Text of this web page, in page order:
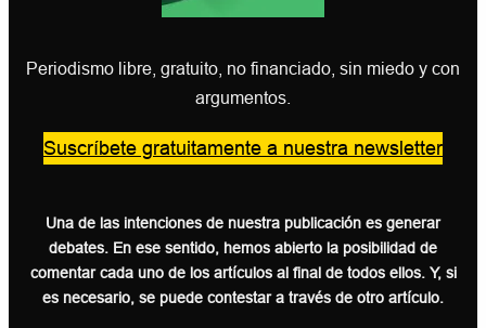
Periodismo libre, gratuito, no financiado, sin miedo y con
argumentos.
Suscríbete gratuitamente a nuestra newsletter
Una de las intenciones de nuestra publicación es generar
debates. En ese sentido, hemos abierto la posibilidad de
comentar cada uno de los artículos al final de todos ellos. Y, si
es necesario, se puede contestar a través de otro artículo.